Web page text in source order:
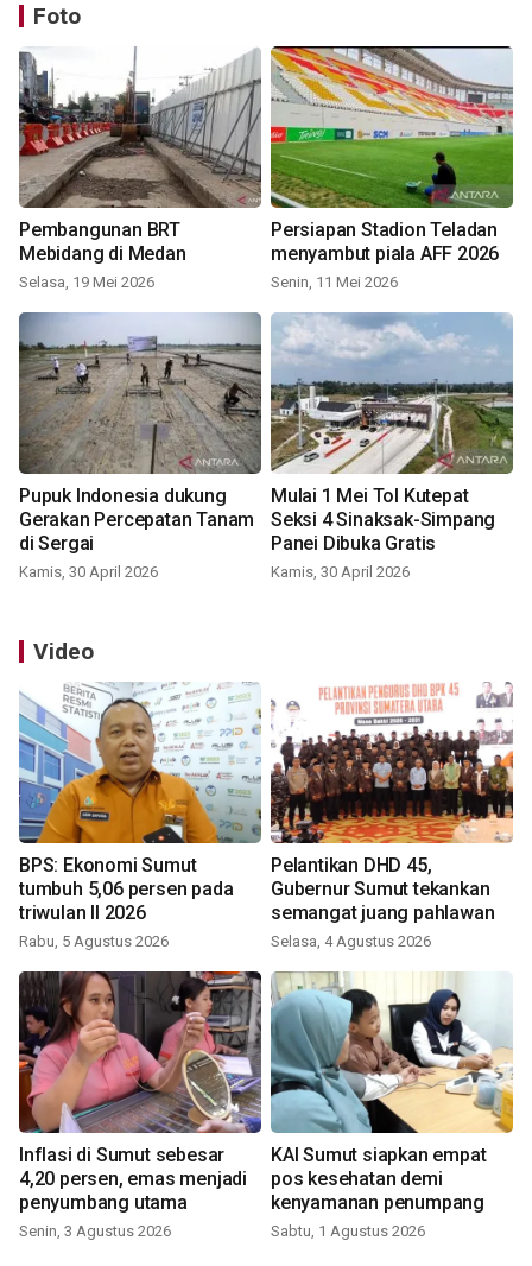
Foto
Pembangunan BRT
Mebidang di Medan
Selasa, 19 Mei 2026
Persiapan Stadion Teladan
menyambut piala AFF 2026
Senin, 11 Mei 2026
Pupuk Indonesia dukung
Gerakan Percepatan Tanam
di Sergai
Kamis, 30 April 2026
Mulai 1 Mei Tol Kutepat
Seksi 4 Sinaksak-Simpang
Panei Dibuka Gratis
Kamis, 30 April 2026
Video
BPS: Ekonomi Sumut
tumbuh 5,06 persen pada
triwulan II 2026
Rabu, 5 Agustus 2026
Pelantikan DHD 45,
Gubernur Sumut tekankan
semangat juang pahlawan
Selasa, 4 Agustus 2026
Inflasi di Sumut sebesar
4,20 persen, emas menjadi
penyumbang utama
Senin, 3 Agustus 2026
KAI Sumut siapkan empat
pos kesehatan demi
kenyamanan penumpang
Sabtu, 1 Agustus 2026